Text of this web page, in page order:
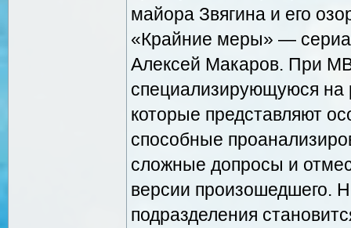
майора Звягина и его
«Крайние меры» —
Алексей Макаров. При
специализирующуюся на
которые представляют
способные
сложные допросы и
версии произошедшего.
подразделения